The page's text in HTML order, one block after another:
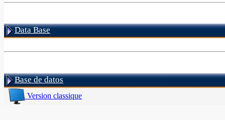
Data Base
Base de datos
Version classique